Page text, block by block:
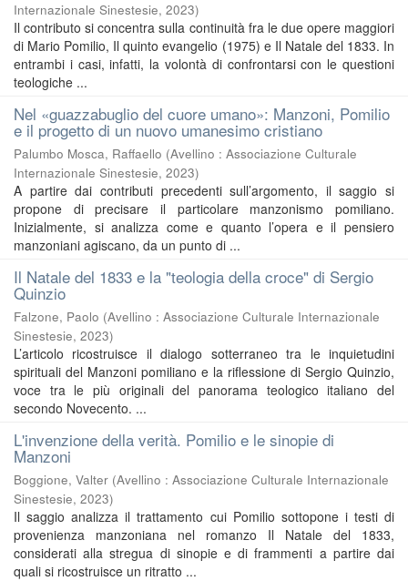
Internazionale Sinestesie, 2023)
Il contributo si concentra sulla continuità fra le due opere maggiori
di Mario Pomilio, Il quinto evangelio (1975) e Il Natale del 1833. In
entrambi i casi, infatti, la volontà di confrontarsi con le questioni
teologiche ...
Nel «guazzabuglio del cuore umano»: Manzoni, Pomilio
e il progetto di un nuovo umanesimo cristiano
Palumbo Mosca, Raffaello (Avellino : Associazione Culturale
Internazionale Sinestesie, 2023)
A partire dai contributi precedenti sull’argomento, il saggio si
propone di precisare il particolare manzonismo pomiliano.
Inizialmente, si analizza come e quanto l’opera e il pensiero
manzoniani agiscano, da un punto di ...
Il Natale del 1833 e la "teologia della croce" di Sergio
Quinzio
Falzone, Paolo (Avellino : Associazione Culturale Internazionale
Sinestesie, 2023)
L’articolo ricostruisce il dialogo sotterraneo tra le inquietudini
spirituali del Manzoni pomiliano e la riflessione di Sergio Quinzio,
voce tra le più originali del panorama teologico italiano del
secondo Novecento. ...
L'invenzione della verità. Pomilio e le sinopie di
Manzoni
Boggione, Valter (Avellino : Associazione Culturale Internazionale
Sinestesie, 2023)
Il saggio analizza il trattamento cui Pomilio sottopone i testi di
provenienza manzoniana nel romanzo Il Natale del 1833,
considerati alla stregua di sinopie e di frammenti a partire dai
quali si ricostruisce un ritratto ...